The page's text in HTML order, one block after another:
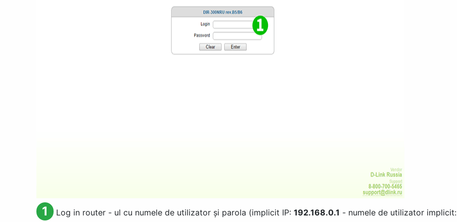
1 Log in router - ul cu numele de utilizator și parola (implicit IP: 192.168.0.1 - numele de utilizator implicit: